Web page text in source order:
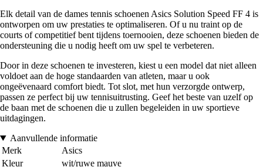
Elk detail van de dames tennis schoenen Asics Solution Speed FF 4 is
ontworpen om uw prestaties te optimaliseren. Of u nu traint op de
courts of competitief bent tijdens toernooien, deze schoenen bieden de
ondersteuning die u nodig heeft om uw spel te verbeteren.
Door in deze schoenen te investeren, kiest u een model dat niet alleen
voldoet aan de hoge standaarden van atleten, maar u ook
ongeëvenaard comfort biedt. Tot slot, met hun verzorgde ontwerp,
passen ze perfect bij uw tennisuitrusting. Geef het beste van uzelf op
de baan met de schoenen die u zullen begeleiden in uw sportieve
uitdagingen.
Aanvullende informatie
Merk
Asics
Kleur
wit/ruwe mauve